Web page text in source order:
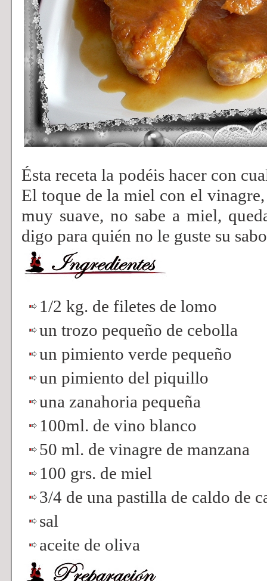
Ésta receta la podéis hacer con
El toque de la miel con el
muy suave, no sabe a miel,
digo para quién no le guste su
1/2 kg. de filetes de lomo
un trozo pequeño de cebolla
un pimiento verde pequeño
un pimiento del piquillo
una zanahoria pequeña
100ml. de vino blanco
50 ml. de vinagre de manzana
100 grs. de miel
3/4 de una pastilla de caldo de
sal
aceite de oliva